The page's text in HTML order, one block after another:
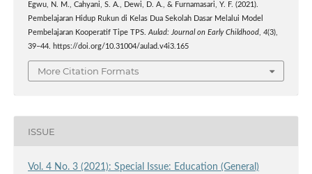
Egwu, N. M., Cahyani, S. A., Dewi, D. A., & Furnamasari, Y. F. (2021).
Pembelajaran Hidup Rukun di Kelas Dua Sekolah Dasar Melalui Model
Pembelajaran Kooperatif Tipe TPS. Aulad: Journal on Early Childhood, 4(3),
39–44. https://doi.org/10.31004/aulad.v4i3.165
More Citation Formats
ISSUE
Vol. 4 No. 3 (2021): Special Issue: Education (General)